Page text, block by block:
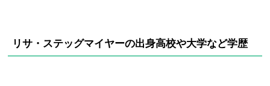
リサ・ステッグマイヤーの出身高校や大学など学歴